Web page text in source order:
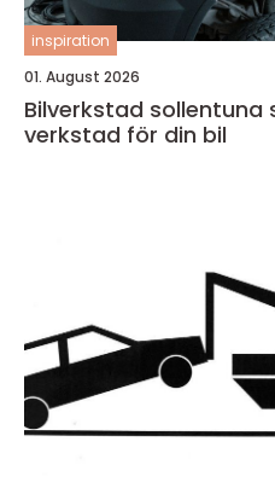
inspiration
01. August 2026
Bilverkstad sollentuna så hittar du rätt
verkstad för din bil